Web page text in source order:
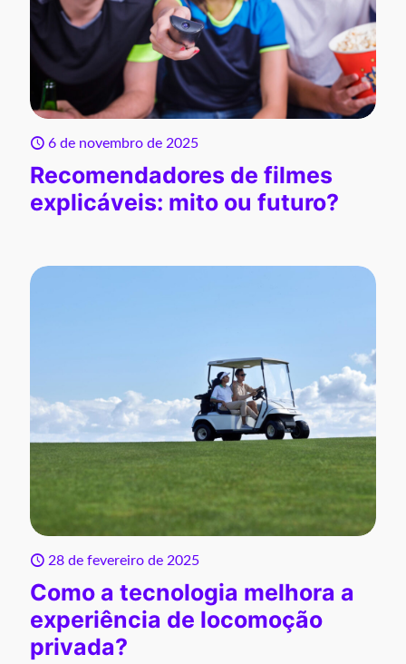
6 de novembro de 2025
Recomendadores de filmes
explicáveis: mito ou futuro?
28 de fevereiro de 2025
Como a tecnologia melhora a
experiência de locomoção
privada?